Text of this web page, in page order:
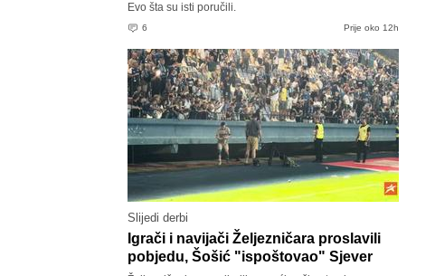
Evo šta su isti poručili.
6 Prije oko 12h
Slijedi derbi
Igrači i navijači Željezničara proslavili
pobjedu, Šošić "ispoštovao" Sjever